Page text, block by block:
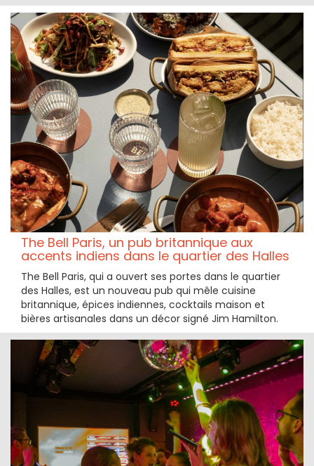
The Bell Paris, un pub britannique aux
accents indiens dans le quartier des Halles
The Bell Paris, qui a ouvert ses portes dans le quartier
des Halles, est un nouveau pub qui mêle cuisine
britannique, épices indiennes, cocktails maison et
bières artisanales dans un décor signé Jim Hamilton.